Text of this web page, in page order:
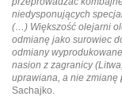
niedysponujących
(…) Większość olejarni
odmianę jako surowiec
odmiany
nasion z zagranicy
uprawiana, a nie zmianę
Sachajko.